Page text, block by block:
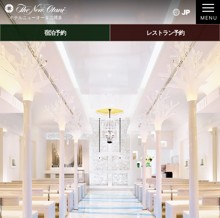
ホテルニューオータニ博多
JP
宿泊予約 レストラン予約